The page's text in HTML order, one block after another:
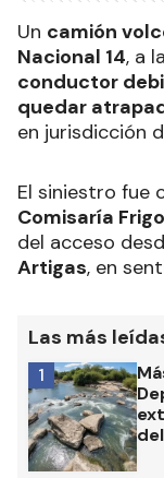
Un camión
Nacional 14, a
conductor
quedar
en jurisdicción
El siniestro fue
Comisaría
del acceso
Artigas, en
Las más
1